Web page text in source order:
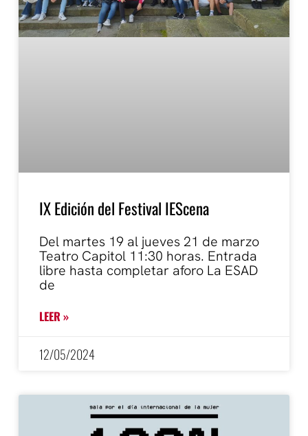
IX Edición del Festival IEScena
Del martes 19 al jueves 21 de marzo
Teatro Capitol 11:30 horas. Entrada
libre hasta completar aforo La ESAD
de
LEER »
12/05/2024